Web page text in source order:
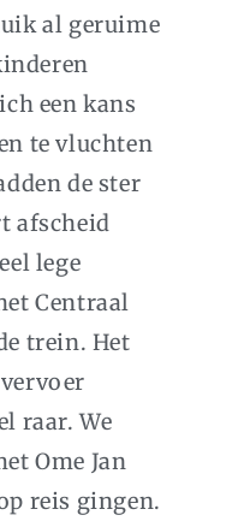
al geruime
een kans
te vluchten
de ster
afscheid
lege
Centraal
trein. Het
raar. We
Ome Jan
reis gingen.